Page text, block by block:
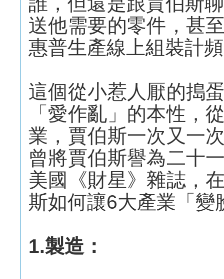
送他需要的零件，甚
惠普生產線上組裝計
這個從小惹人厭的搗
「愛作亂」的本性，
業，賈伯斯一次又一
曾將賈伯斯譽為二十
美國《財星》雜誌，
斯如何讓6大產業「變
1.製造：